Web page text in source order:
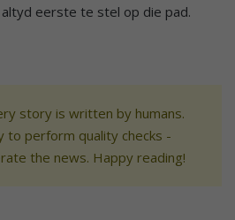
altyd eerste te stel op die pad.
story is written by humans.
to perform quality checks -
the news. Happy reading!